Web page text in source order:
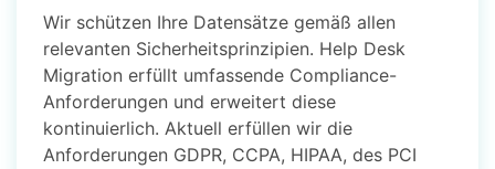
Wir schützen Ihre Datensätze gemäß allen
relevanten Sicherheitsprinzipien. Help Desk
Migration erfüllt umfassende Compliance-
Anforderungen und erweitert diese
kontinuierlich. Aktuell erfüllen wir die
Anforderungen GDPR, CCPA, HIPAA, des PCI